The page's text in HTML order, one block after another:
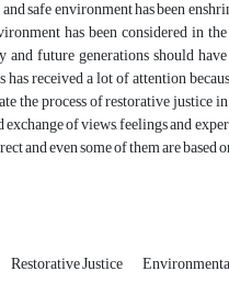
safe environment has been
has been considered in
and future generations should
received a lot of attention
the process of restorative justice
exchange of views, feelings and
and even some of them are
Restorative Justice